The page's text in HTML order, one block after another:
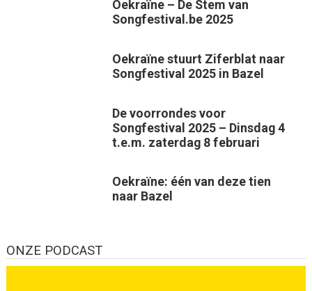
Oekraïne – De Stem van
Songfestival.be 2025
Oekraïne stuurt Ziferblat naar
Songfestival 2025 in Bazel
De voorrondes voor
Songfestival 2025 – Dinsdag 4
t.e.m. zaterdag 8 februari
Oekraïne: één van deze tien
naar Bazel
ONZE PODCAST